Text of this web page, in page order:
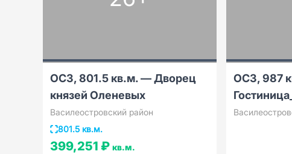
ОСЗ, 801.5 кв.м. — Дворец
князей Оленевых
Василеостровский район
801.5 кв.м.
399,251 ₽ кв.м.
ОСЗ, 987